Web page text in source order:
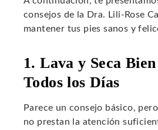
consejos de la Dra. Lili-Rose
mantener tus pies sanos y
1. Lava y Seca
Todos los Días
Parece un consejo básico,
no prestan la atención